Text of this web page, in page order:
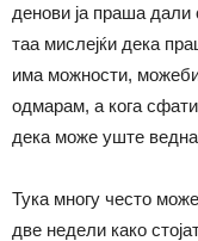
денови ја праша
таа мислејќи дека
има можности,
одмарам, а кога
дека може уште
Тука многу често
две недели како